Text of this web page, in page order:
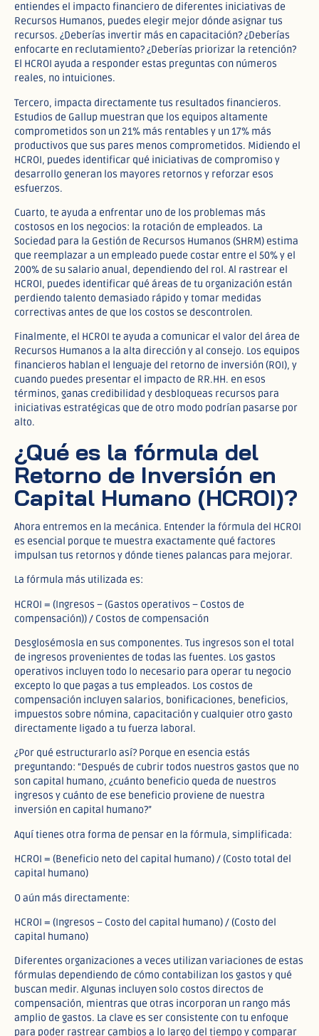
entiendes el impacto financiero de diferentes iniciativas de
Recursos Humanos, puedes elegir mejor dónde asignar tus
recursos. ¿Deberías invertir más en capacitación? ¿Deberías
enfocarte en reclutamiento? ¿Deberías priorizar la retención?
El HCROI ayuda a responder estas preguntas con números
reales, no intuiciones.
Tercero, impacta directamente tus resultados financieros.
Estudios de Gallup muestran que los equipos altamente
comprometidos son un 21% más rentables y un 17% más
productivos que sus pares menos comprometidos. Midiendo el
HCROI, puedes identificar qué iniciativas de compromiso y
desarrollo generan los mayores retornos y reforzar esos
esfuerzos.
Cuarto, te ayuda a enfrentar uno de los problemas más
costosos en los negocios: la rotación de empleados. La
Sociedad para la Gestión de Recursos Humanos (SHRM) estima
que reemplazar a un empleado puede costar entre el 50% y el
200% de su salario anual, dependiendo del rol. Al rastrear el
HCROI, puedes identificar qué áreas de tu organización están
perdiendo talento demasiado rápido y tomar medidas
correctivas antes de que los costos se descontrolen.
Finalmente, el HCROI te ayuda a comunicar el valor del área de
Recursos Humanos a la alta dirección y al consejo. Los equipos
financieros hablan el lenguaje del retorno de inversión (ROI), y
cuando puedes presentar el impacto de RR.HH. en esos
términos, ganas credibilidad y desbloqueas recursos para
iniciativas estratégicas que de otro modo podrían pasarse por
alto.
¿Qué es la fórmula del
Retorno de Inversión en
Capital Humano (HCROI)?
Ahora entremos en la mecánica. Entender la fórmula del HCROI
es esencial porque te muestra exactamente qué factores
impulsan tus retornos y dónde tienes palancas para mejorar.
La fórmula más utilizada es:
HCROI = (Ingresos – (Gastos operativos – Costos de
compensación)) / Costos de compensación
Desglosémosla en sus componentes. Tus ingresos son el total
de ingresos provenientes de todas las fuentes. Los gastos
operativos incluyen todo lo necesario para operar tu negocio
excepto lo que pagas a tus empleados. Los costos de
compensación incluyen salarios, bonificaciones, beneficios,
impuestos sobre nómina, capacitación y cualquier otro gasto
directamente ligado a tu fuerza laboral.
¿Por qué estructurarlo así? Porque en esencia estás
preguntando: “Después de cubrir todos nuestros gastos que no
son capital humano, ¿cuánto beneficio queda de nuestros
ingresos y cuánto de ese beneficio proviene de nuestra
inversión en capital humano?”
Aquí tienes otra forma de pensar en la fórmula, simplificada:
HCROI = (Beneficio neto del capital humano) / (Costo total del
capital humano)
O aún más directamente:
HCROI = (Ingresos – Costo del capital humano) / (Costo del
capital humano)
Diferentes organizaciones a veces utilizan variaciones de estas
fórmulas dependiendo de cómo contabilizan los gastos y qué
buscan medir. Algunas incluyen solo costos directos de
compensación, mientras que otras incorporan un rango más
amplio de gastos. La clave es ser consistente con tu enfoque
para poder rastrear cambios a lo largo del tiempo y comparar